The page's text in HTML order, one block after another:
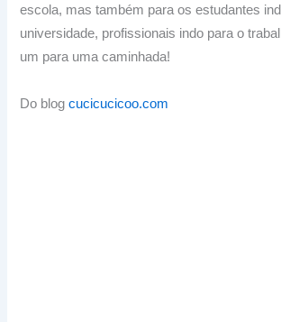
escola, mas também para os estudantes
universidade, profissionais indo para o
um para uma caminhada!
Do blogcucicucicoo.com